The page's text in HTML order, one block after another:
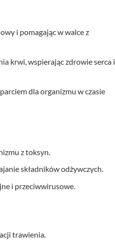
i pomagając w walce z
krwi, wspierając zdrowie serca i
dla organizmu w czasie
z toksyn.
składników odżywczych.
i przeciwwirusowe.
trawienia.